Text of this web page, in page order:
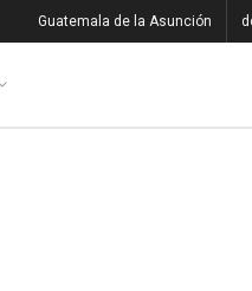
Guatemala de la Asunción